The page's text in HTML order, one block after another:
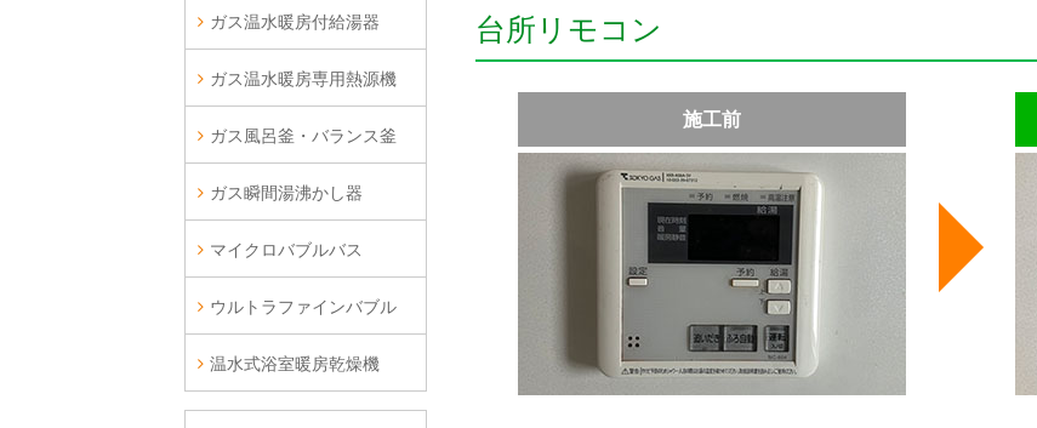
台所リモコン
施工前
ガス温水暖房付給湯器
ガス温水暖房専用熱源機
ガス風呂釜・バランス釜
ガス瞬間湯沸かし器
マイクロバブルバス
ウルトラファインバブル
温水式浴室暖房乾燥機